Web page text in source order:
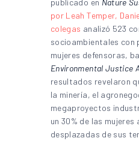
por Leah Temper,
colegas analizó 523
socioambientales con
mujeres defensoras,
Environmental Justice
resultados revelaron
la minería, el
megaproyectos
un 30% de las
desplazadas de sus